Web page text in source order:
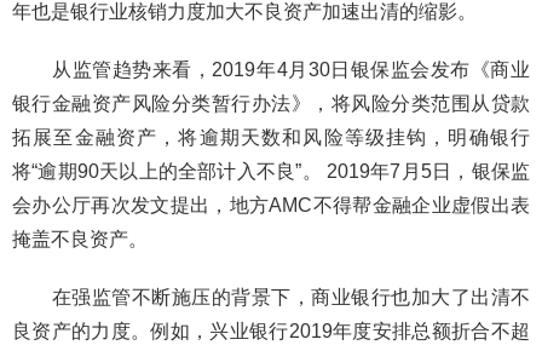
年也是银行业核销力度加大不良资产加速出清的缩影。
从监管趋势来看，2019年4月30日银保监会发布《商业
银行金融资产风险分类暂行办法》，将风险分类范围从贷款
拓展至金融资产，将逾期天数和风险等级挂钩，明确银行
将“逾期90天以上的全部计入不良”。 2019年7月5日，银保监
会办公厅再次发文提出，地方AMC不得帮金融企业虚假出表
掩盖不良资产。
在强监管不断施压的背景下，商业银行也加大了出清不
良资产的力度。例如，兴业银行2019年度安排总额折合不超